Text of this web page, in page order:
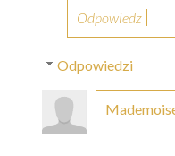
Odpowiedz
Odpowiedzi